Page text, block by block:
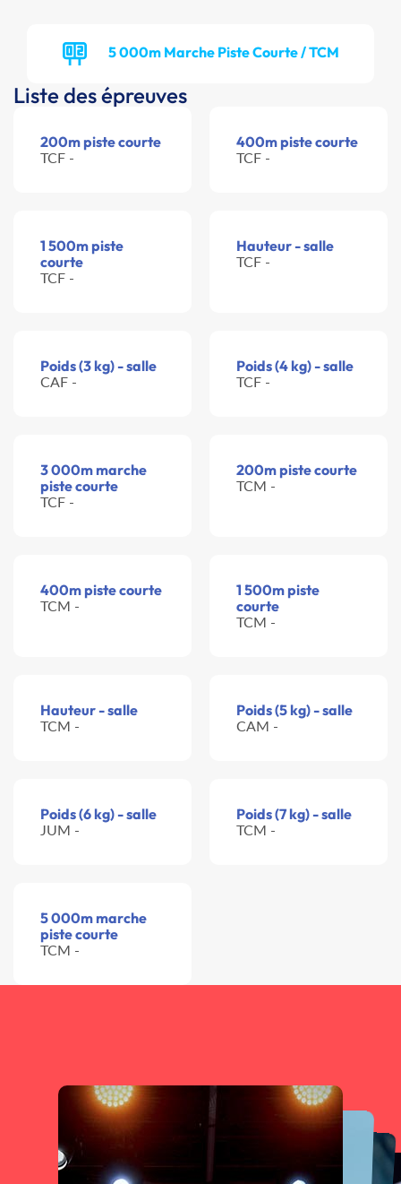
5 000m Marche Piste Courte / TCM
Liste des épreuves
200m piste courte
TCF -
400m piste courte
TCF -
1 500m piste
courte
TCF -
Hauteur - salle
TCF -
Poids (3 kg) - salle
CAF -
Poids (4 kg) - salle
TCF -
3 000m marche
piste courte
TCF -
200m piste courte
TCM -
400m piste courte
TCM -
1 500m piste
courte
TCM -
Hauteur - salle
TCM -
Poids (5 kg) - salle
CAM -
Poids (6 kg) - salle
JUM -
Poids (7 kg) - salle
TCM -
5 000m marche
piste courte
TCM -